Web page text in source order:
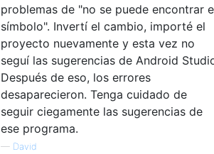
problemas de "no se puede encontrar
símbolo". Invertí el cambio, importé el
proyecto nuevamente y esta vez no
seguí las sugerencias de Android
Después de eso, los errores
desaparecieron. Tenga cuidado de
seguir ciegamente las sugerencias de
ese programa.
— David